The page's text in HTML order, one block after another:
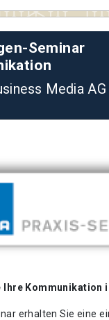
Seminar
Media AG
Ihre Kommunikation
erhalten Sie eine